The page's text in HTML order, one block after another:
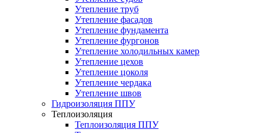
Утепление труб
Утепление фасадов
Утепление фундамента
Утепление фургонов
Утепление холодильных камер
Утепление цехов
Утепление цоколя
Утепление чердака
Утепление швов
Гидроизоляция ППУ
Теплоизоляция
Теплоизоляция ППУ